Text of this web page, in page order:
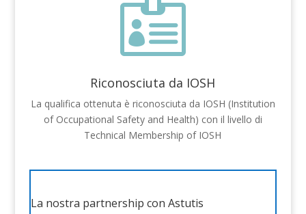

Riconosciuta da IOSH
La qualifica ottenuta è riconosciuta da IOSH (Institution
of Occupational Safety and Health) con il livello di
Technical Membership of IOSH
La nostra partnership con Astutis